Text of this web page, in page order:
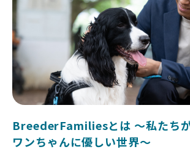
BreederFamiliesとは 〜私たちが
ワンちゃんに優しい世界〜